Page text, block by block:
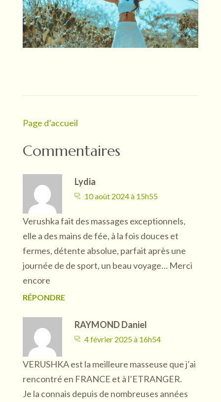
Navigation
l’article
Page d’accueil
Commentaires
Lydia
10 août 2024 à 15h55
Verushka fait des massages exceptionnels,
elle a des mains de fée, à la fois douces et
fermes, détente absolue, parfait après une
journée de de sport, un beau voyage… Merci
encore
RÉPONDRE
RAYMOND Daniel
4 février 2025 à 16h54
VERUSHKA est la meilleure masseuse que j’ai
rencontré en FRANCE et à l’ETRANGER.
Je la connais depuis de nombreuses années